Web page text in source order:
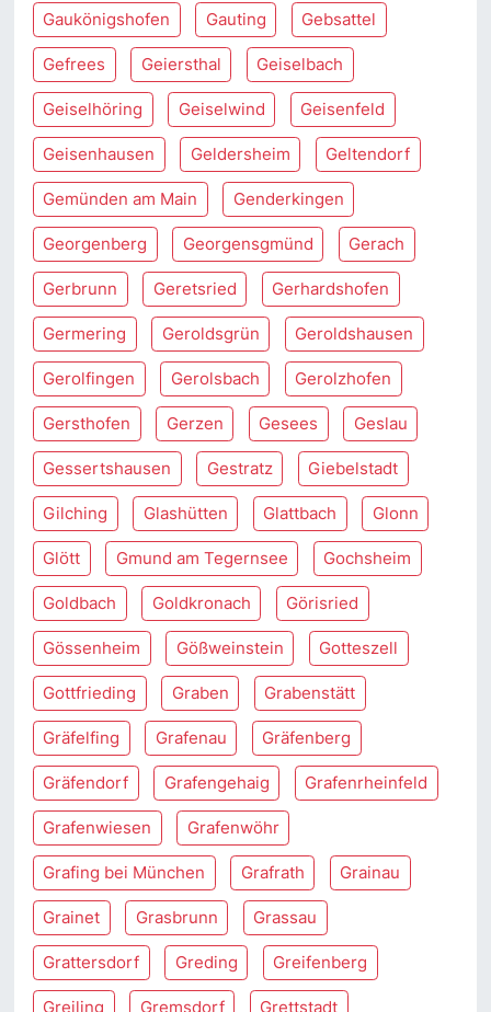
Gaukönigshofen Gauting Gebsattel
Gefrees Geiersthal Geiselbach
Geiselhöring Geiselwind Geisenfeld
Geisenhausen Geldersheim Geltendorf
Gemünden am Main Genderkingen
Georgenberg Georgensgmünd Gerach
Gerbrunn Geretsried Gerhardshofen
Germering Geroldsgrün Geroldshausen
Gerolfingen Gerolsbach Gerolzhofen
Gersthofen Gerzen Gesees Geslau
Gessertshausen Gestratz Giebelstadt
Gilching Glashütten Glattbach Glonn
Glött Gmund am Tegernsee Gochsheim
Goldbach Goldkronach Görisried
Gössenheim Gößweinstein Gotteszell
Gottfrieding Graben Grabenstätt
Gräfelfing Grafenau Gräfenberg
Gräfendorf Grafengehaig Grafenrheinfeld
Grafenwiesen Grafenwöhr
Grafing bei München Grafrath Grainau
Grainet Grasbrunn Grassau
Grattersdorf Greding Greifenberg
Greiling Gremsdorf Grettstadt